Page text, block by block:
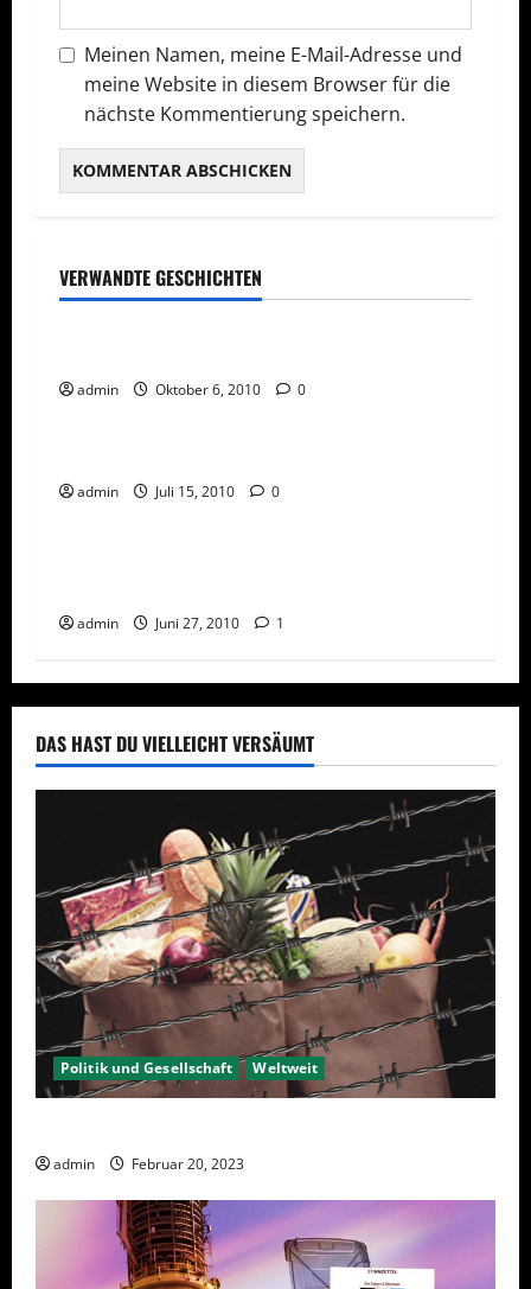
Meinen Namen, meine E-Mail-Adresse und
meine Website in diesem Browser für die
nächste Kommentierung speichern.
VERWANDTE GESCHICHTEN
Allgemeines
admin Oktober 6, 2010 0
Network Marketing Social Media
admin Juli 15, 2010 0
Network Marketing
admin Juni 27, 2010 1
DAS HAST DU VIELLEICHT VERSÄUMT
Politik und Gesellschaft Weltweit
admin Februar 20, 2023